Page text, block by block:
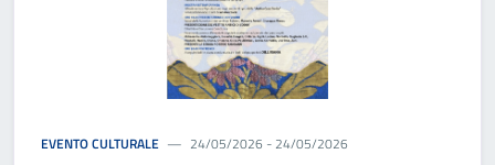
EVENTO CULTURALE 24/05/2026 - 24/05/2026